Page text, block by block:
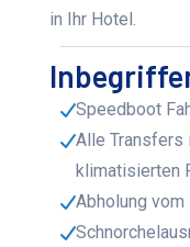
in Ihr Hotel.
Speedboot
Alle Transfers
klimatisierten
Abholung